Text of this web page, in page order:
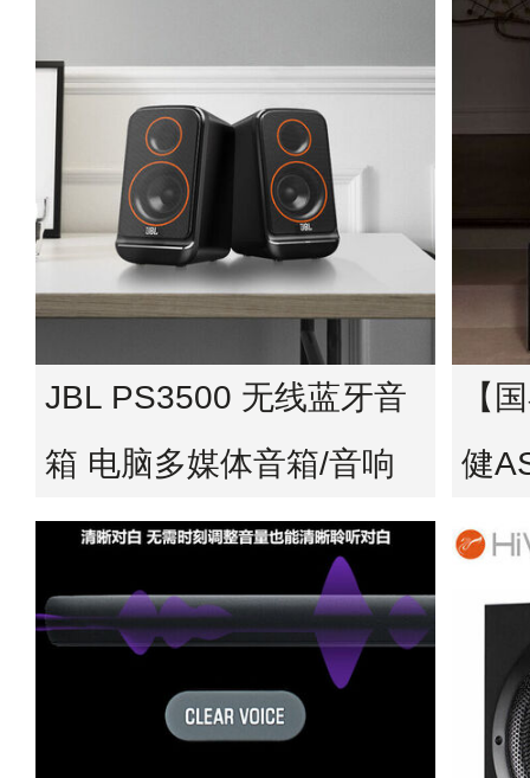
JBL PS3500 无线蓝牙音
箱 电脑多媒体音箱/音响
2.0桌面音箱 低音炮 台式
机手机音响 黑色
【
健
炮